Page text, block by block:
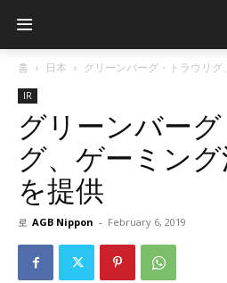
홈 日本 グリーンバーグ・トラウリ
IR
グリーンバー
グ、ゲーミン
を提供
로 AGB Nippon - February 6, 2019